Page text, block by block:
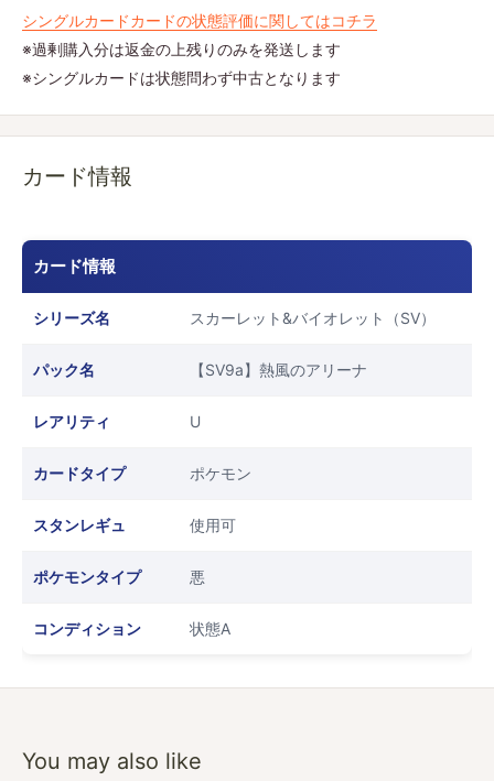
シングルカードカードの状態評価に関してはコチラ
※過剰購入分は返金の上残りのみを発送します
※シングルカードは状態問わず中古となります
カード情報
カード情報
シリーズ名 スカーレット&バイオレット（SV）
パック名 【SV9a】熱風のアリーナ
レアリティ U
カードタイプ ポケモン
スタンレギュ 使用可
ポケモンタイプ 悪
コンディション 状態A
You may also like